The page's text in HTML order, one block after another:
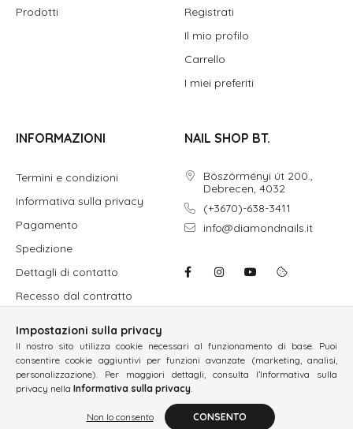
Prodotti
Registrati
Il mio profilo
Carrello
I miei preferiti
INFORMAZIONI
Termini e condizioni
Informativa sulla privacy
Pagamento
Spedizione
Dettagli di contatto
Recesso dal contratto
NAIL SHOP BT.
Böszörményi út 200.,
Debrecen, 4032
(+3670)-638-3411
info@diamondnails.it
Impostazioni sulla privacy
Il nostro sito utilizza cookie necessari al funzionamento di base. Puoi
consentire cookie aggiuntivi per funzioni avanzate (marketing, analisi,
personalizzazione). Per maggiori dettagli, consulta l’Informativa sulla
privacy nella Informativa sulla privacy.
Non lo consento CONSENTO